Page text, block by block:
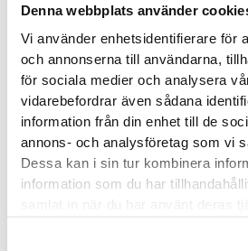
Denna webbplats använder
Vi använder enhetsidentifierare för
och annonserna till användarna,
för sociala medier och analysera
vidarebefordrar även sådana
information från din enhet till de
annons- och analysföretag som vi
Dessa kan i sin tur kombinera
information som du har
Fler reparationer
modell
Data Recovery499,00kr
Vattenskadebehandling
Felsökning299,00kr
Rengöring299,00kr